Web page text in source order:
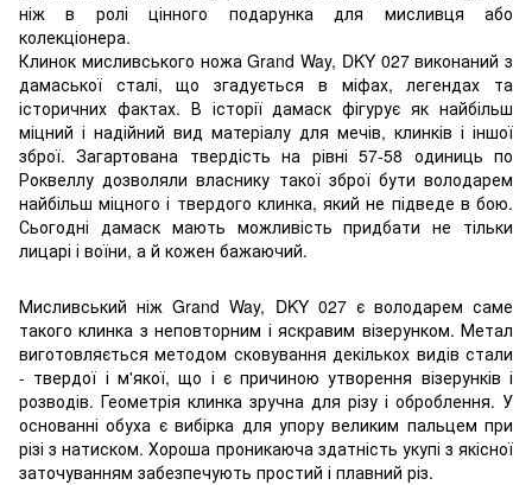
ніж в ролі цінного подарунка для мисливця або
колекціонера.
Клинок мисливського ножа Grand Way, DKY 027 виконаний з
дамаської сталі, що згадується в міфах, легендах та
історичних фактах. В історії дамаск фігурує як найбільш
міцний і надійний вид матеріалу для мечів, клинків і іншої
зброї. Загартована твердість на рівні 57-58 одиниць по
Роквеллу дозволяли власнику такої зброї бути володарем
найбільш міцного і твердого клинка, який не підведе в бою.
Сьогодні дамаск мають можливість придбати не тільки
лицарі і воїни, а й кожен бажаючий.
Мисливський ніж Grand Way, DKY 027 є володарем саме
такого клинка з неповторним і яскравим візерунком. Метал
виготовляється методом сковування декількох видів стали
- твердої і м'якої, що і є причиною утворення візерунків і
розводів. Геометрія клинка зручна для різу і оброблення. У
основанні обуха є вибірка для упору великим пальцем при
різі з натиском. Хороша проникаюча здатність укупі з якісної
заточуванням забезпечують простий і плавний різ.